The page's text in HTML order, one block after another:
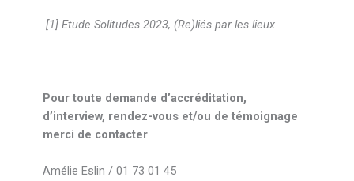
[1] Etude Solitudes 2023, (Re)liés par les lieux
Pour toute demande d’accréditation,
d’interview, rendez-vous et/ou de témoignage
merci de contacter
Amélie Eslin / 01 73 01 45